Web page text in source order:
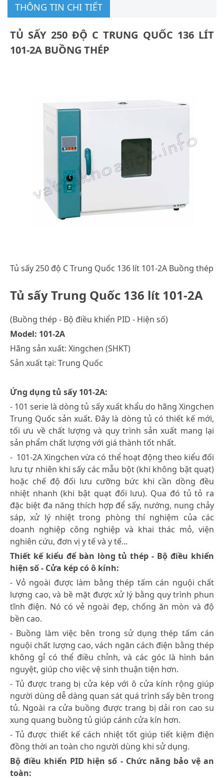
THÔNG TIN CHI TIẾT
TỦ SẤY 250 ĐỘ C TRUNG QUỐC 136 LÍT
101-2A BUỒNG THÉP
Tủ sấy 250 độ C Trung Quốc 136 lít 101-2A Buồng thép
Tủ sấy Trung Quốc 136 lít 101-2A
(Buồng thép - Bộ điều khiển PID - Hiện số)
Model: 101-2A
Hãng sản xuất: Xingchen (SHKT)
Sản xuất tại: Trung Quốc
Ứng dụng tủ sấy 101-2A:
- 101 serie là dòng tủ sấy xuất khẩu do hãng Xingchen
Trung Quốc sản xuất. Đây là dòng tủ có thiết kế mới,
tối ưu về chất lượng và quy trình sản xuất mang lại
sản phẩm chất lượng với giá thành tốt nhất.
- 101-2A Xingchen vừa có thể hoạt động theo kiểu đối
lưu tự nhiên khi sấy các mẫu bột (khi không bật quạt)
hoặc chế độ đối lưu cưỡng bức khi cần dồng đều
nhiệt nhanh (khi bật quạt đối lưu). Qua đó tủ tỏ ra
đặc biệt đa năng thích hợp để sấy, nướng, nung chảy
sáp, xử lý nhiệt trong phòng thí nghiệm của các
doanh nghiệp công nghiệp và khai thác mỏ, viện
nghiên cứu, đơn vị y tế và y tế...
Thiết kế kiểu để bàn lòng tủ thép - Bộ điều khiển
hiện số - Cửa kép có ô kính:
- Vỏ ngoài được làm bằng thép tấm cán nguội chất
lượng cao, và bề mặt được xử lý bằng quy trình phun
tĩnh điện. Nó có vẻ ngoài đẹp, chống ăn mòn và độ
bền cao.
- Buồng làm việc bên trong sử dụng thép tấm cán
nguội chất lượng cao, vách ngăn cách điện bằng thép
không gỉ có thể điều chỉnh, và các góc là hình bán
nguyệt, giúp cho việc vệ sinh thuận tiện hơn.
- Tủ được trang bị cửa kép với ô cửa kính rộng giúp
người dùng dễ dàng quan sát quá trình sấy bên trong
tủ. Ngoài ra cửa buồng được trang bị dải ron cao su
xung quang buồng tủ giúp cánh cửa kín hơn.
- Tủ được thiết kế cách nhiệt tốt giúp tiết kiệm điện
đồng thời an toàn cho người dùng khi sử dụng.
Bộ điều khiển PID hiện số - Chức năng bảo vệ an
toàn: